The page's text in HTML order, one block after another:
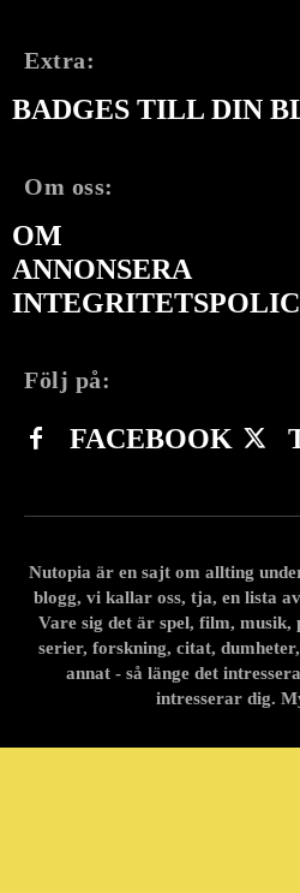
Extra:
BADGES TILL DIN
Om oss:
OM
ANNONSERA
Följ på:
FACEBOOK
Nutopia är en sajt om allting
blogg, vi kallar oss, tja, en lista
Vare sig det är spel, film,
serier, forskning, citat,
annat - så länge det
intresserar dig.